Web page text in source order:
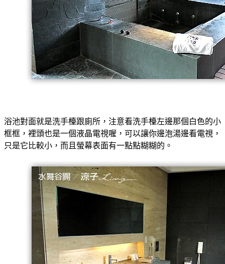
浴池對面就是洗手檯跟廁所，注意看洗手檯左邊那個白色的小
框框，裡頭也是一個液晶電視喔，可以讓你邊泡湯邊看電視，
只是它比較小，而且螢幕表面有一點點糊糊的。